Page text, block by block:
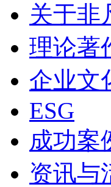
关于非
理论著
企业文
ESG
成功案
资讯与